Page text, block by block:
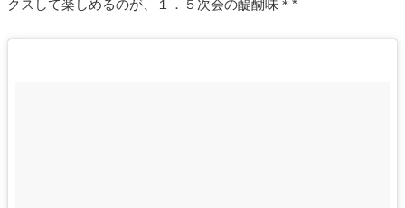
クスして楽しめるのが、１．５次会の醍醐味＊*